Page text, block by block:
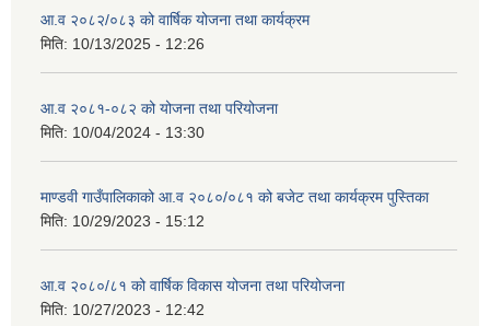
आ.व २०८२/०८३ को वार्षिक योजना तथा कार्यक्रम
मिति: 10/13/2025 - 12:26
आ.व २०८१-०८२ को योजना तथा परियोजना
मिति: 10/04/2024 - 13:30
माण्डवी गाउँपालिकाको आ.व २०८०/०८१ को बजेट तथा कार्यक्रम पुस्तिका
मिति: 10/29/2023 - 15:12
आ.व २०८०/८१ को वार्षिक विकास योजना तथा परियोजना
मिति: 10/27/2023 - 12:42